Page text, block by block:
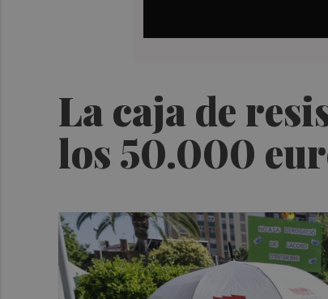
La caja de
los 50.000